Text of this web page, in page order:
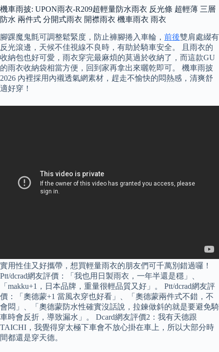
機車雨披: UPON雨衣-R209超輕量防水雨衣 反光條 超輕薄 三層
防水 兩件式 分開式雨衣 開襟雨衣 機車雨衣 雨衣
腳踝魔鬼氈可調整鬆緊度，防止褲腳捲入車輪， 前後雙肩處綴有
反光滾邊，天候不佳視線不良時，有助於騎車安全。 且雨衣的
收納包也好可愛，雨衣穿完最麻煩的莫過於收納了，而這款GU
的雨衣收納袋相當方便，回到家再拿出來曬乾即可。 機車雨披
2026 內裡採用內襯透氣網素材，趕走不愉快的悶熱感，清爽舒
適好穿！
實用性佳又好攜帶，想買輕量雨衣的朋友們可千萬別錯過囉！
Ptt/dcrad網友評價：「我也用日製雨衣，一年半還是穩」、
「makku+1，日本品牌，重量很輕品質又好」。 Ptt/dcrad網友評
價：「奧德蒙+1 當風衣穿也好看」、「奧德蒙兩件式不錯，不
會悶」、「奧德蒙防水性確實沒話說，拉鍊做斜的就是要避免騎
車時會反折，導致漏水」。 Dcard網友評價2：我有天德跟
TAICHI，我覺得穿太極下車會不放心掛在車上，所以大部分時
間都還是穿天德。